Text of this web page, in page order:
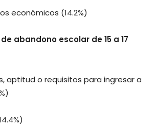
económicos (14.2%)
abandono escolar de 15 a 17
aptitud o requisitos para ingresar a